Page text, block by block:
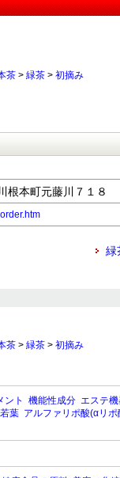
茶 > 緑茶 > 初摘み
本町元藤川７１８
緑
茶 > 緑茶 > 初摘み
ント 機能性成分 エステ
葉 アルファリポ酸(αリポ